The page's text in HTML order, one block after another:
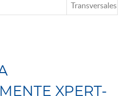
Transversales
XPERT-